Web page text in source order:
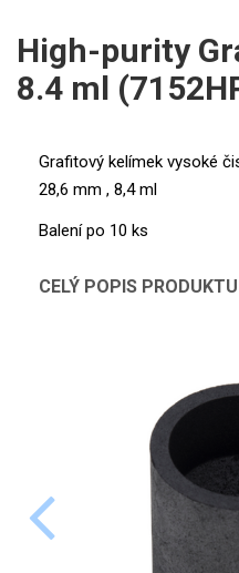
PERKINELMER
SHIMADZU
ANALYTIK JENA
PERKINELMER
SHIMADZU
XRF
Příprava vzorků
MS/SPM
High-purity
8.4 ml
Grafitový kelímek vysoké
28,6 mm , 8,4 ml
Balení po 10 ks
CELÝ POPIS PRODUKTU